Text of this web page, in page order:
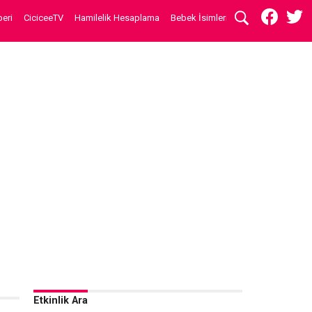
CiciceeTV Hamilelik Hesaplama Bebek İsimleri
Etkinlik Ara